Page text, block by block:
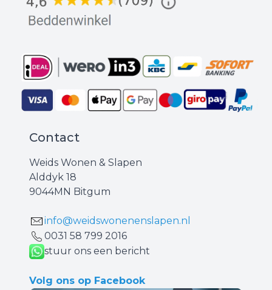
Contact
Weids Wonen & Slapen
Alddyk 18
9044MN Bitgum
info@weidswonenenslapen.nl
0031 ‪58 799 2016‬
stuur ons een bericht
Volg ons op Facebook